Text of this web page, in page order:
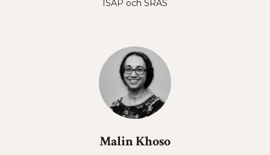
ISAP och SRAS
Malin Khoso